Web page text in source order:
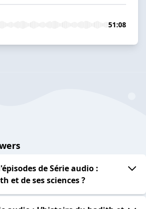
51:08
de Série audio :
et de ses sciences ?